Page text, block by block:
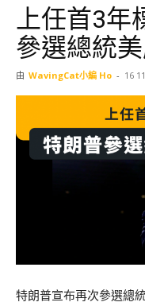
上任首3年
參選總統
由 WavingCat小編 Ho - 16
特朗普宣布再次參選總